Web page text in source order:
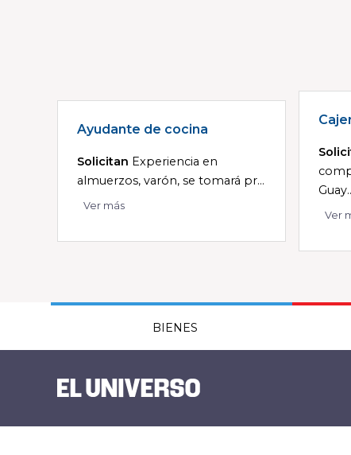
Ayudante de cocina
Solicitan Experiencia en
almuerzos, varón, se tomará pr...
Ver más
Ver
BIENES